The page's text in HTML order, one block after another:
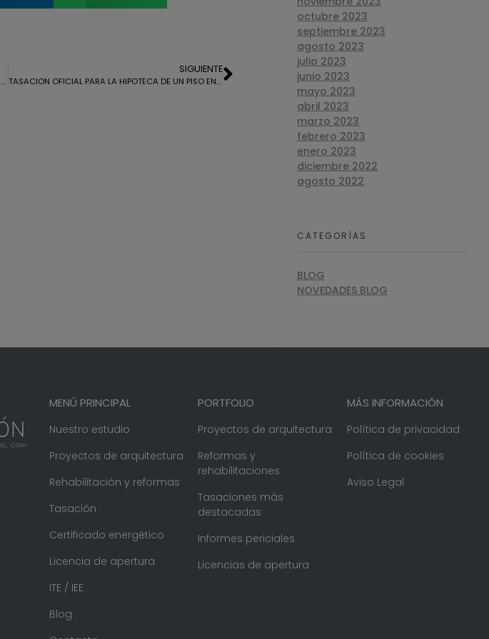
CERTIFICADO ENERGERTICO DE UN PISO EN LA PLAZA DE LA MORANA, HUELVA
SIGUIENTE
TASACION OFICIAL PARA LA HIPOTECA DE UN PISO EN HUELVA
octubre 2023
septiembre 2023
agosto 2023
julio 2023
junio 2023
mayo 2023
abril 2023
marzo 2023
febrero 2023
enero 2023
diciembre 2022
agosto 2022
CATEGORÍAS
BLOG
NOVEDADES BLOG
MENÚ PRINCIPAL
Nuestro estudio
Proyectos de arquitectura
Rehabilitación y reformas
Tasación
Certificado energético
Licencia de apertura
ITE / IEE
Blog
PORTFOLIO
Proyectos de arquitectura
Reformas y
rehabilitaciones
Tasaciones más
destacadas
Informes periciales
Licencias de apertura
MÁS INFORMACIÓN
Política de privacidad
Política de cookies
Aviso Legal